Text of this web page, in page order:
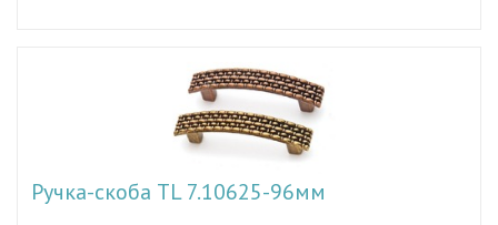
Ручка-скоба TL 7.10625-96мм